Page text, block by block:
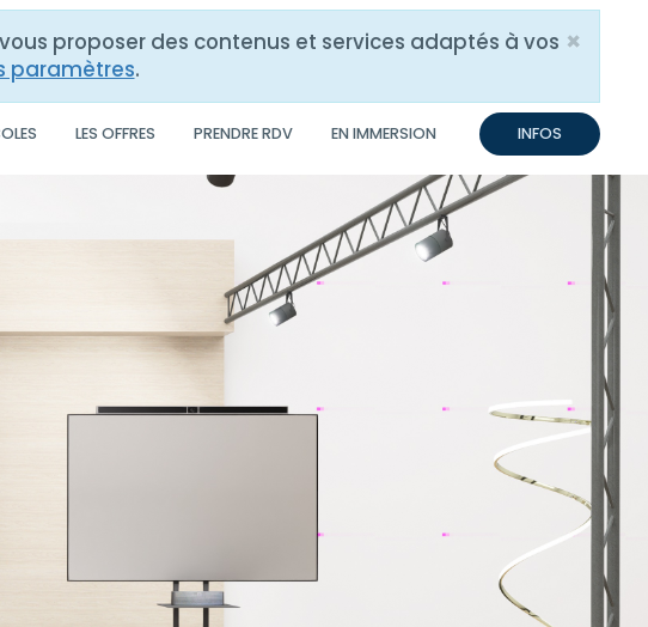
×
proposer des contenus et services adaptés à vos
paramètres.
LES OFFRES PRENDRE RDV EN IMMERSION INFOS